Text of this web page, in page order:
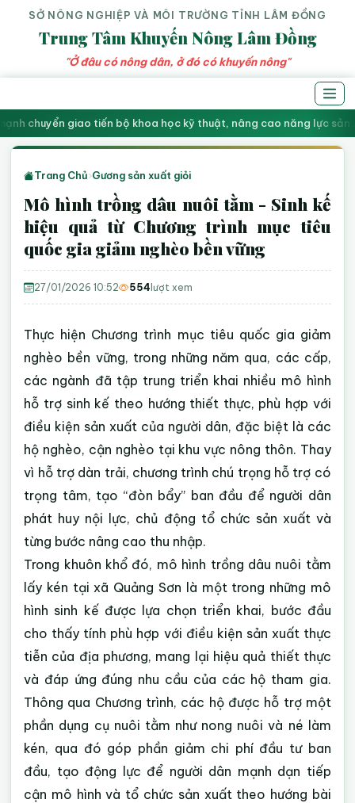
SỞ NÔNG NGHIỆP VÀ MÔI TRƯỜNG TỈNH LÂM ĐỒNG
Trung Tâm Khuyến Nông Lâm Đồng
"Ở đâu có nông dân, ở đó có khuyến nông"
chuyển giao tiến bộ khoa học kỹ thuật, nâng cao năng lực sản
Trang Chủ›Gương sản xuất giỏi
Mô hình trồng dâu nuôi tằm - Sinh kế
hiệu quả từ Chương trình mục tiêu
quốc gia giảm nghèo bền vững
27/01/2026 10:52 554 lượt xem
Thực hiện Chương trình mục tiêu quốc gia giảm
nghèo bền vững, trong những năm qua, các cấp,
các ngành đã tập trung triển khai nhiều mô hình
hỗ trợ sinh kế theo hướng thiết thực, phù hợp với
điều kiện sản xuất của người dân, đặc biệt là các
hộ nghèo, cận nghèo tại khu vực nông thôn. Thay
vì hỗ trợ dàn trải, chương trình chú trọng hỗ trợ có
trọng tâm, tạo “đòn bẩy” ban đầu để người dân
phát huy nội lực, chủ động tổ chức sản xuất và
từng bước nâng cao thu nhập.
Trong khuôn khổ đó, mô hình trồng dâu nuôi tằm
lấy kén tại xã Quảng Sơn là một trong những mô
hình sinh kế được lựa chọn triển khai, bước đầu
cho thấy tính phù hợp với điều kiện sản xuất thực
tiễn của địa phương, mang lại hiệu quả thiết thực
và đáp ứng đúng nhu cầu của các hộ tham gia.
Thông qua Chương trình, các hộ được hỗ trợ một
phần dụng cụ nuôi tằm như nong nuôi và né làm
kén, qua đó góp phần giảm chi phí đầu tư ban
đầu, tạo động lực để người dân mạnh dạn tiếp
cận mô hình và tổ chức sản xuất theo hướng bài